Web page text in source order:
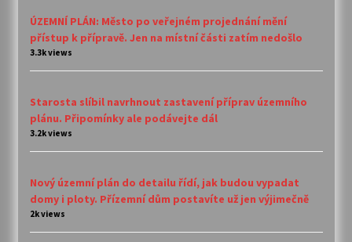
ÚZEMNÍ PLÁN: Město po veřejném projednání mění
přístup k přípravě. Jen na místní části zatím nedošlo
3.3k views
Starosta slíbil navrhnout zastavení příprav územního
plánu. Připomínky ale podávejte dál
3.2k views
Nový územní plán do detailu řídí, jak budou vypadat
domy i ploty. Přízemní dům postavíte už jen výjimečně
2k views